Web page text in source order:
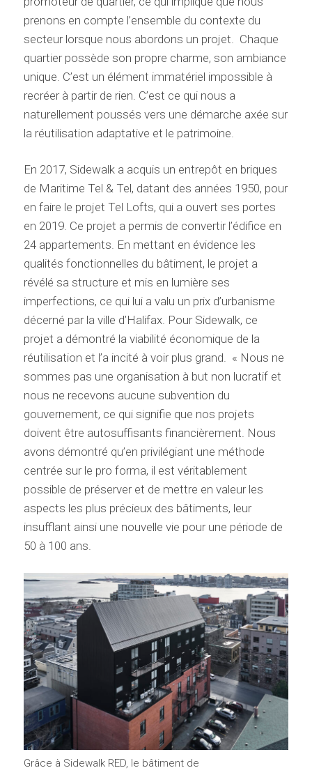
prenons en compte l’ensemble du contexte du
secteur lorsque nous abordons un projet. Chaque
quartier possède son propre charme, son ambiance
unique. C’est un élément immatériel impossible à
recréer à partir de rien. C’est ce qui nous a
naturellement poussés vers une démarche axée sur
la réutilisation adaptative et le patrimoine.
En 2017, Sidewalk a acquis un entrepôt en briques
de Maritime Tel & Tel, datant des années 1950, pour
en faire le projet Tel Lofts, qui a ouvert ses portes
en 2019. Ce projet a permis de convertir l’édifice en
24 appartements. En mettant en évidence les
qualités fonctionnelles du bâtiment, le projet a
révélé sa structure et mis en lumière ses
imperfections, ce qui lui a valu un prix d’urbanisme
décerné par la ville d’Halifax. Pour Sidewalk, ce
projet a démontré la viabilité économique de la
réutilisation et l’a incité à voir plus grand. « Nous ne
sommes pas une organisation à but non lucratif et
nous ne recevons aucune subvention du
gouvernement, ce qui signifie que nos projets
doivent être autosuffisants financièrement. Nous
avons démontré qu’en privilégiant une méthode
centrée sur le pro forma, il est véritablement
possible de préserver et de mettre en valeur les
aspects les plus précieux des bâtiments, leur
insufflant ainsi une nouvelle vie pour une période de
50 à 100 ans.
Grâce à Sidewalk RED, le bâtiment de